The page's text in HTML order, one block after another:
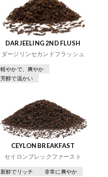
DARJEELING 2ND FLUSH
ダージリンセカンドフラッシュ
軽やかで、爽やか
芳醇で温かい
CEYLON BREAKFAST
セイロンブレックファースト
新鮮でリッチ 非常に爽やか